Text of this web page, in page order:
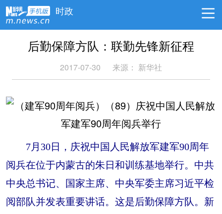
时政
后勤保障方队：联勤先锋新征程
2017-07-30 来源： 新华社
7月30日，庆祝中国人民解放军建军90周年
阅兵在位于内蒙古的朱日和训练基地举行。中共
中央总书记、国家主席、中央军委主席习近平检
阅部队并发表重要讲话。这是后勤保障方队。新